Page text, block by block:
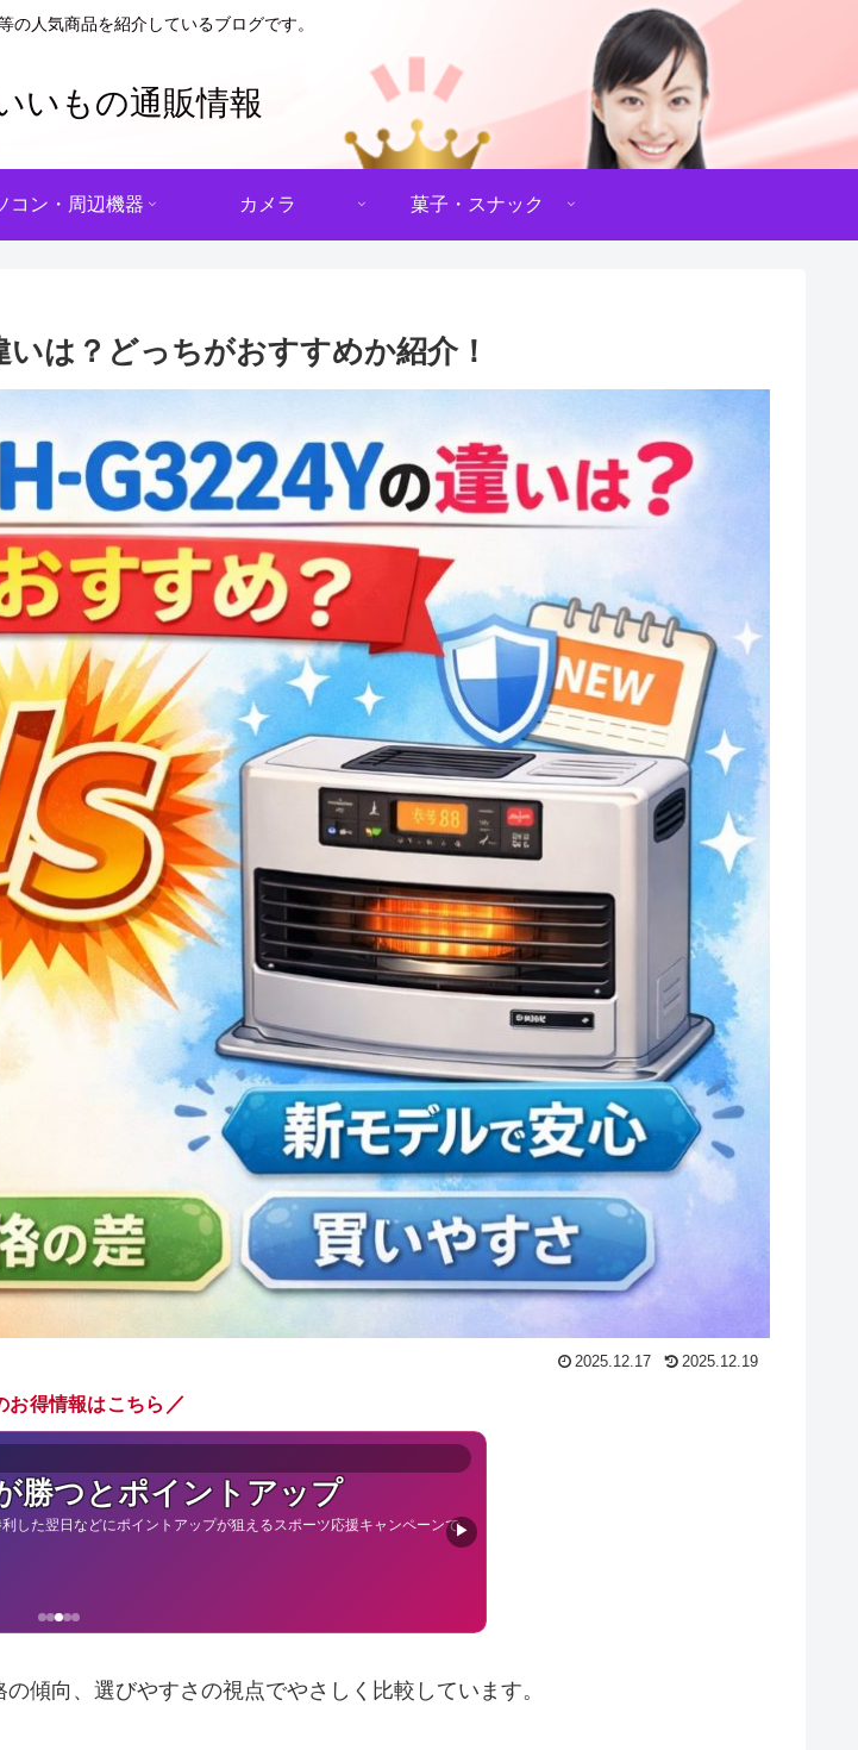
の人気商品を紹介しているブログです。
いもの通販情報
コン・周辺機器 カメラ 菓子・スナック
は？どっちがおすすめか紹介！
2025.12.17 2025.12.19
お得情報はこちら ／
勝つとポイントアップ
した翌日などにポイントアップが狙えるスポーツ応援キャンペーンで▶
傾向、選びやすさの視点でやさしく比較しています。